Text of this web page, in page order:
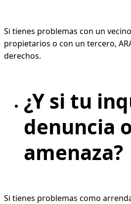
Si tienes problemas con un
propietarios o con un tercero,
derechos.
¿Y si tu
denuncia
amenaza?
Si tienes problemas como